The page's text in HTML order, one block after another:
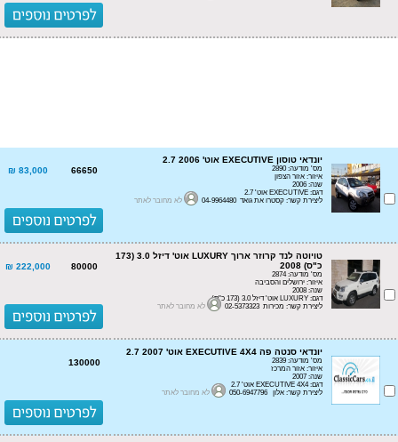
יונדאי טוסון EXECUTIVE אוט' 2.7 2006
מס' מודעה: 2890
איזור: אזור הצפון
שנה: 2006
דגם: EXECUTIVE אוט' 2.7
ליצירת קשר: קסטרו את גואד 04-9964480
לא מחובר לאתר
66650
83,000 ₪
טויוטה לנד קרוזר ארוך LUXURY אוט' דיזל 3.0 (173
כ"ס) 2008
מס' מודעה: 2874
איזור: ירושלים והסביבה
שנה: 2008
דגם: LUXURY אוט' דיזל 3.0 (173 כ"ס)
ליצירת קשר: מכירות 02-5373323
לא מחובר לאתר
80000
222,000 ₪
יונדאי סנטה פה EXECUTIVE 4X4 אוט' 2.7 2007
מס' מודעה: 2839
איזור: אזור המרכז
שנה: 2007
דגם: EXECUTIVE 4X4 אוט' 2.7
ליצירת קשר: אלון 050-6947796
לא מחובר לאתר
130000